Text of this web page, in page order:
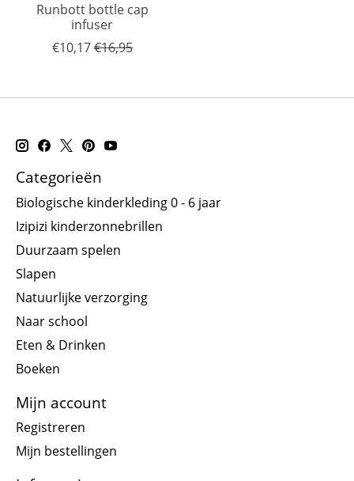
Runbott bottle cap
infuser
€10,17€16,95
Categorieën
Biologische kinderkleding 0 - 6 jaar
Izipizi kinderzonnebrillen
Duurzaam spelen
Slapen
Natuurlijke verzorging
Naar school
Eten & Drinken
Boeken
Mijn account
Registreren
Mijn bestellingen